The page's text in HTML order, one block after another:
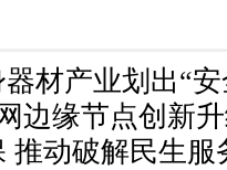
材产业划出“
边缘节点创新
推动破解民生服